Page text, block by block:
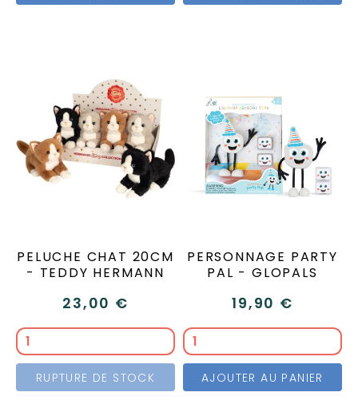
PELUCHE CHAT 20CM
- TEDDY HERMANN
23,00 €
Chat
noir
Chat
camel
Chat
gris
RUPTURE DE STOCK
PERSONNAGE PARTY
PAL - GLOPALS
19,90 €
AJOUTER AU PANIER